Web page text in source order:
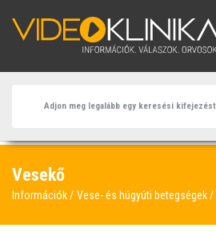
Vesekő
Információk Vese- és húgyúti betegségek